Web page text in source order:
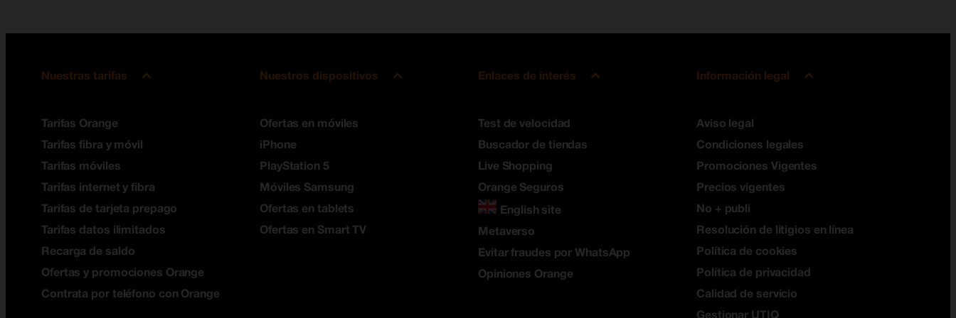
Nuestras tarifas
Tarifas Orange
Tarifas fibra y móvil
Tarifas móviles
Tarifas internet y fibra
Tarifas de tarjeta prepago
Tarifas datos ilimitados
Recarga de saldo
Ofertas y promociones Orange
Contrata por teléfono con Orange
Nuestros dispositivos
Ofertas en móviles
iPhone
PlayStation 5
Móviles Samsung
Ofertas en tablets
Ofertas en Smart TV
Enlaces de interés
Test de velocidad
Buscador de tiendas
Live Shopping
Orange Seguros
English site
Metaverso
Evitar fraudes por WhatsApp
Opiniones Orange
Información legal
Aviso legal
Condiciones legales
Promociones Vigentes
Precios vigentes
No + publi
Resolución de litigios en línea
Política de cookies
Política de privacidad
Calidad de servicio
Gestionar UTIQ